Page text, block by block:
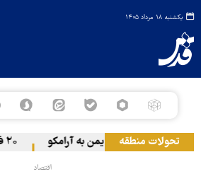
یکشنبه ۱۸ مرداد ۱۴۰۵
تحولات منطقهحمله یمن به آرامکو
اقتصاد